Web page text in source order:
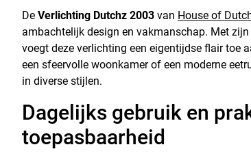
De Verlichting Dutchz 2003 van House of
ambachtelijk design en vakmanschap. Met
voegt deze verlichting een eigentijdse flair toe
een sfeervolle woonkamer of een moderne
in diverse stijlen.
Dagelijks gebruik en
toepasbaarheid